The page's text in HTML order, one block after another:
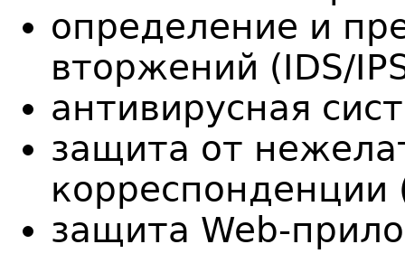
определение и
вторжений (IDS/
антивирусная
защита от
корреспонденции
защита Web-